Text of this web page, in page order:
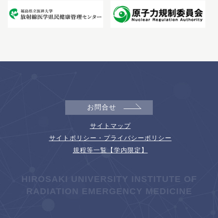
お問合せ
サイトマップ
サイトポリシー・プライバシーポリシー
規程等一覧【学内限定】
HIROSAKI UNIVERSITY INSTITUTE OF
RADIATION EMERGENCY MEDICINE